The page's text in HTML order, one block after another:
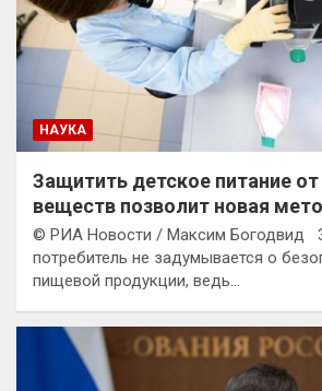
НАУКА
Защитить детское питание
веществ позволит новая
© РИА Новости / Максим Богодвид
потребитель не задумывается о
пищевой продукции, ведь…